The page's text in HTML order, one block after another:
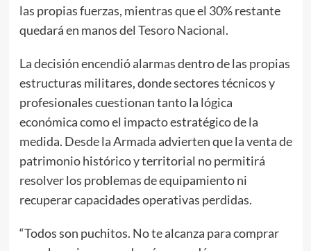
las propias fuerzas, mientras que el 30% restante
quedará en manos del Tesoro Nacional.
La decisión encendió alarmas dentro de las propias
estructuras militares, donde sectores técnicos y
profesionales cuestionan tanto la lógica
económica como el impacto estratégico de la
medida. Desde la Armada advierten que la venta de
patrimonio histórico y territorial no permitirá
resolver los problemas de equipamiento ni
recuperar capacidades operativas perdidas.
“Todos son puchitos. No te alcanza para comprar